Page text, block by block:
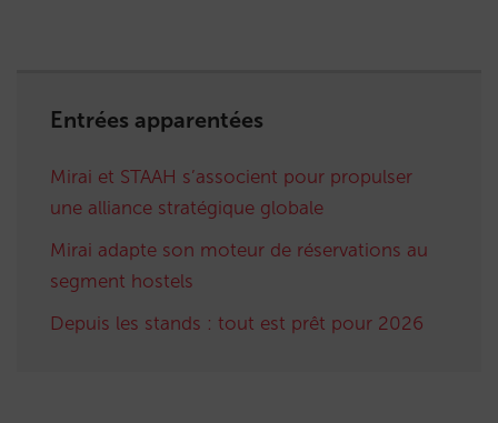
Entrées apparentées
Mirai et STAAH s’associent pour propulser
une alliance stratégique globale
Mirai adapte son moteur de réservations au
segment hostels
Depuis les stands : tout est prêt pour 2026